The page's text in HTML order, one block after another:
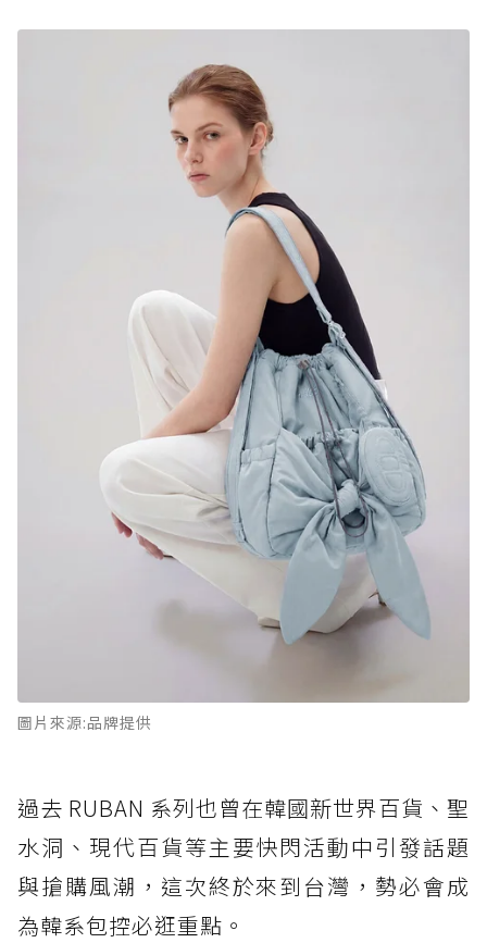
圖片來源:品牌提供
過去 RUBAN 系列也曾在韓國新世界百貨、聖
水洞、現代百貨等主要快閃活動中引發話題
與搶購風潮，這次終於來到台灣，勢必會成
為韓系包控必逛重點。